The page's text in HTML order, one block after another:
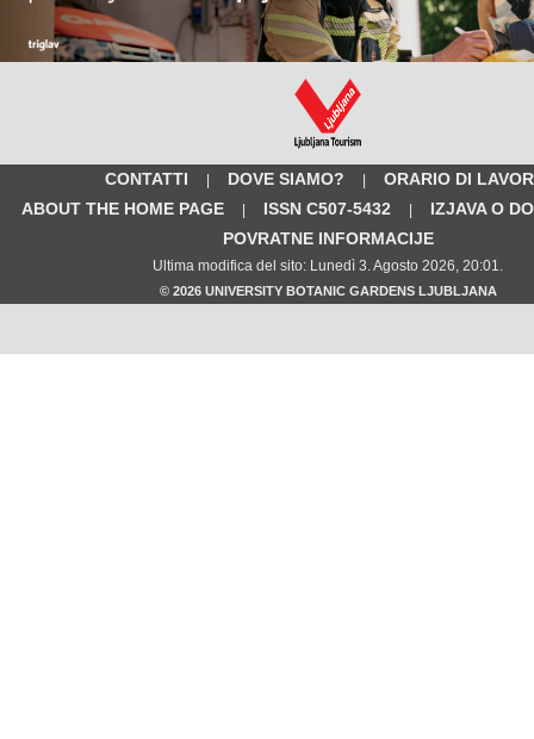
CONTATTI | DOVE SIAMO? |
ORARIO DI
ABOUT THE HOME PAGE
| ISSN C507-5432 |
IZJAVA O
POVRATNE INFORMACIJE
Ultima modifica del sito: Lunedì 3. Agosto 2026, 20:01.
© 2026 UNIVERSITY BOTANIC GARDENS LJUBLJANA